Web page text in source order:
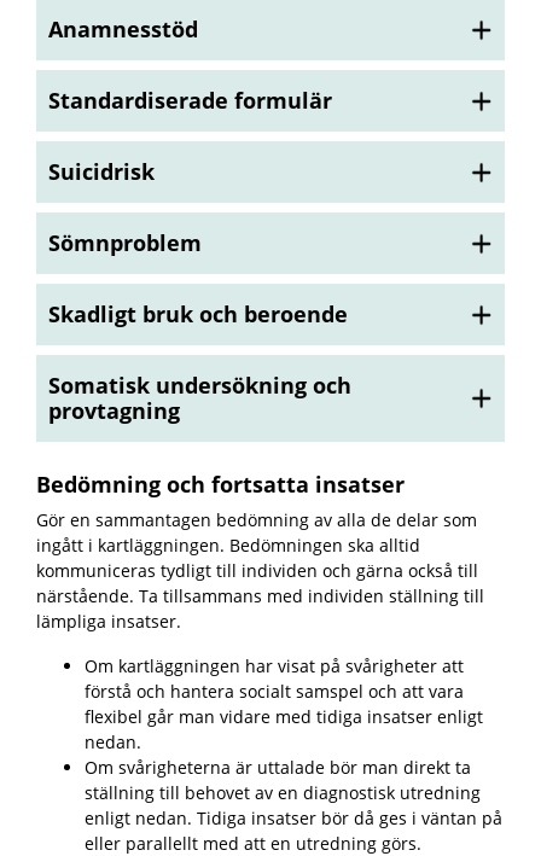
Anamnesstöd
Standardiserade formulär
Suicidrisk
Sömnproblem
Skadligt bruk och beroende
Somatisk undersökning och
provtagning
Bedömning och fortsatta insatser
Gör en sammantagen bedömning av alla de delar som
ingått i kartläggningen. Bedömningen ska alltid
kommuniceras tydligt till individen och gärna också till
närstående. Ta tillsammans med individen ställning till
lämpliga insatser.
Om kartläggningen har visat på svårigheter att
förstå och hantera socialt samspel och att vara
flexibel går man vidare med tidiga insatser enligt
nedan.
Om svårigheterna är uttalade bör man direkt ta
ställning till behovet av en diagnostisk utredning
enligt nedan. Tidiga insatser bör då ges i väntan på
eller parallellt med att en utredning görs.